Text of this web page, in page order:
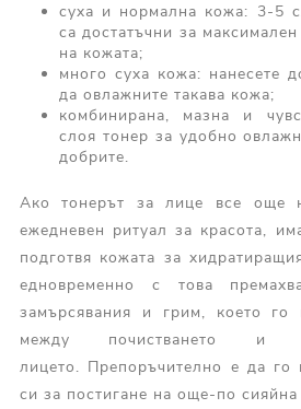
суха и нормална кожа: 3-5
са достатъчни за
на кожата;
много суха кожа: нанесете
да овлажните такава кожа;
комбинирана, мазна и
слоя тонер за удобно
добрите.
Ако тонерът за лице все още
ежедневен ритуал за красота,
подготвя кожата за
едновременно с това
замърсявания и грим, което го
между почистването и
лицето. Препоръчително е да го
си за постигане на още-по